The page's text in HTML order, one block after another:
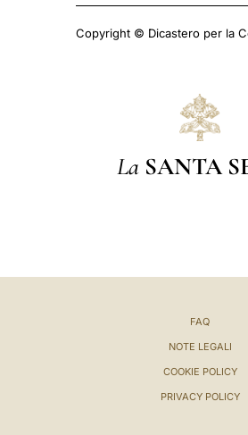
Copyright © Dicastero per la
La SANTA
FAQ
NOTE LEGALI
COOKIE POLICY
PRIVACY POLICY